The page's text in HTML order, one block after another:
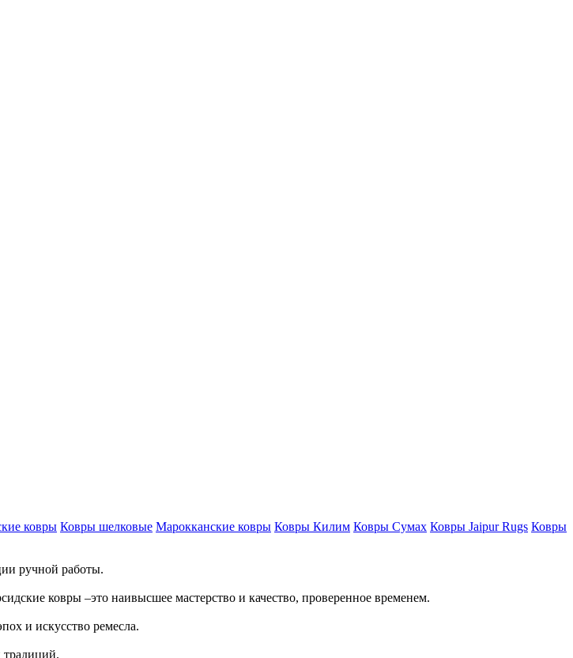
ковры Ковры шелковые Марокканские ковры Ковры Килим Ковры Сумах Ковры Jaipur Rugs Ковры
ручной работы.
ковры –это наивысшее мастерство и качество, проверенное временем.
и искусство ремесла.
традиций.